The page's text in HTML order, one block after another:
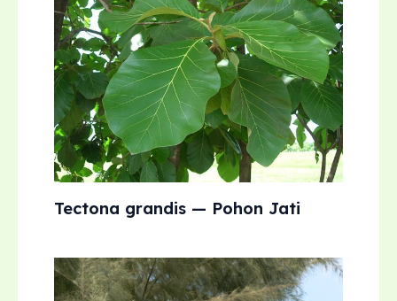
Tectona grandis — Pohon Jati